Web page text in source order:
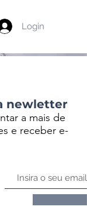
Login
newletter
a mais de
e receber e-